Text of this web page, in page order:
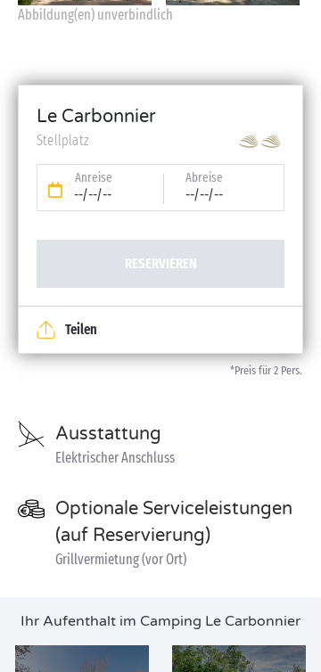
Abbildung(en) unverbindlich
Le Carbonnier
Stellplatz
Anreise
--/--/--
Abreise
--/--/--
RESERVIEREN
*Preis für 2 Pers.
Teilen
Ausstattung
Elektrischer Anschluss
Optionale Serviceleistungen
(auf Reservierung)
Grillvermietung (vor Ort)
Ihr Aufenthalt im Camping Le Carbonnier